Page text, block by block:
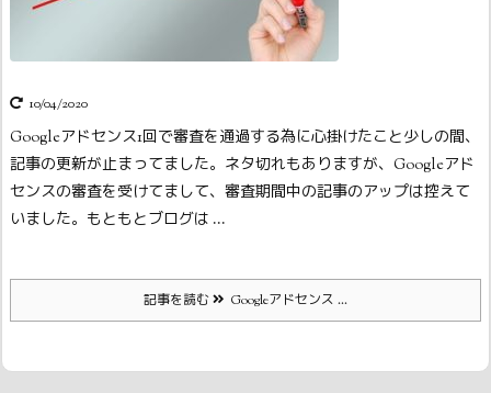
10/04/2020
Googleアドセンス1回で審査を通過する為に心掛けたこと少しの間、
記事の更新が止まってました。ネタ切れもありますが、Googleアド
センスの審査を受けてまして、審査期間中の記事のアップは控えて
いました。 もともとブログは ...
記事を読む Googleアドセンス ...